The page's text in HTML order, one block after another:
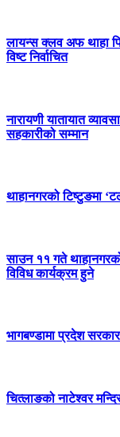
लायन्स क्लव अफ थाहा
विष्ट निर्वाचित
नारायणी यातायात
सहकारीको सम्मान
थाहानगरको टिष्टुङमा
साउन ११ गते
विविध कार्यक्रम हुने
भागबण्डामा प्रदेश
चित्लाङको नाटेश्वर